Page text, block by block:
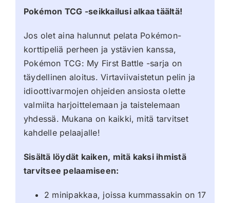
Pokémon TCG -seikkailusi alkaa täältä!
Jos olet aina halunnut pelata Pokémon-
korttipeliä perheen ja ystävien kanssa,
Pokémon TCG: My First Battle -sarja on
täydellinen aloitus. Virtaviivaistetun pelin ja
idioottivarmojen ohjeiden ansiosta olette
valmiita harjoittelemaan ja taistelemaan
yhdessä. Mukana on kaikki, mitä tarvitset
kahdelle pelaajalle!
Sisältä löydät kaiken, mitä kaksi ihmistä
tarvitsee pelaamiseen:
2 minipakkaa, joissa kummassakin on 17